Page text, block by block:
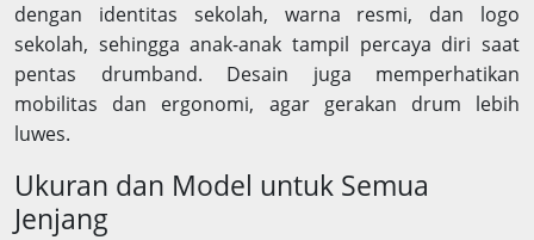
dengan identitas sekolah, warna resmi, dan logo
sekolah, sehingga anak-anak tampil percaya diri saat
pentas drumband. Desain juga memperhatikan
mobilitas dan ergonomi, agar gerakan drum lebih
luwes.
Ukuran dan Model untuk Semua
Jenjang